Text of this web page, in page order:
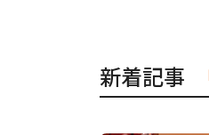
新着記事